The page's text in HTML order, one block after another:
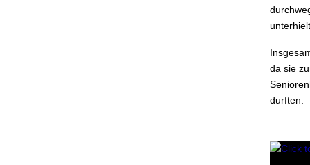
da sie
durften.